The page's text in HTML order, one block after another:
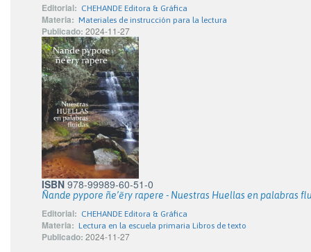
Editorial: CHEHANDE Editora & Gráfica
Materia: Materiales de instrucción para la lectura
Publicado: 2024-11-27
ISBN 978-99989-60-51-0
Ñande pypore ñe’ẽry rapere - Nuestras Huellas en palabras
Editorial: CHEHANDE Editora & Gráfica
Materia: Lectura en la escuela primaria Libros de texto
Publicado: 2024-11-27